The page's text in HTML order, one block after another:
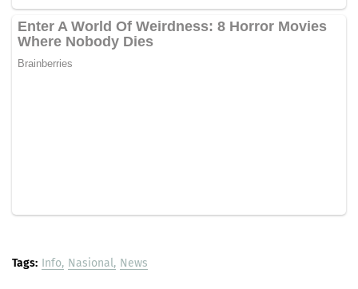
Tags: Info Nasional News